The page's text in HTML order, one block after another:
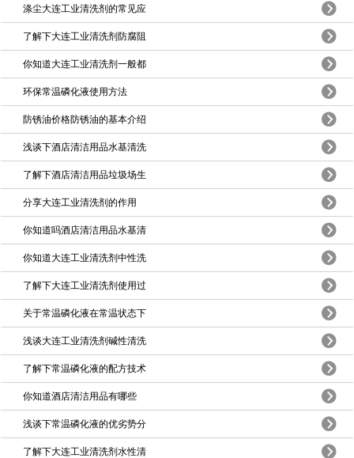
涤尘大连工业清洗剂的常见应
了解下大连工业清洗剂防腐阻
你知道大连工业清洗剂一般都
环保常温磷化液使用方法
防锈油价格防锈油的基本介绍
浅谈下酒店清洁用品水基清洗
了解下酒店清洁用品垃圾场生
分享大连工业清洗剂的作用
你知道吗酒店清洁用品水基清
你知道大连工业清洗剂中性洗
了解下大连工业清洗剂使用过
关于常温磷化液在常温状态下
浅谈大连工业清洗剂碱性清洗
了解下常温磷化液的配方技术
你知道酒店清洁用品有哪些
浅谈下常温磷化液的优劣势分
了解下大连工业清洗剂水性清